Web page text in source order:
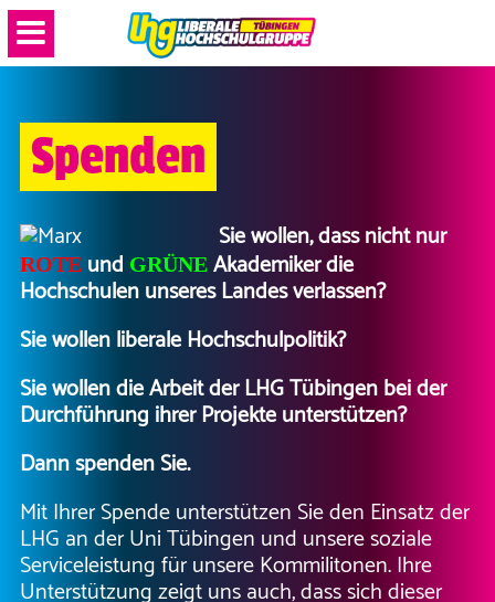
Spenden
Sie wollen, dass nicht nur
ROTEund GRÜNEAkademiker die
Hochschulen unseres Landes verlassen?
Sie wollen liberale Hochschulpolitik?
Sie wollen die Arbeit der LHG Tübingen bei der
Durchführung ihrer Projekte unterstützen?
Dann spenden Sie.
Mit Ihrer Spende unterstützen Sie den Einsatz der
LHG an der Uni Tübingen und unsere soziale
Serviceleistung für unsere Kommilitonen. Ihre
Unterstützung zeigt uns auch, dass sich dieser